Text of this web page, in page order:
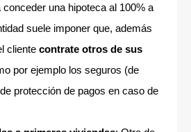
conceder una hipoteca al 100% a
suele imponer que, además
cliente contrate otros de sus
por ejemplo los seguros (de
protección de pagos en caso de